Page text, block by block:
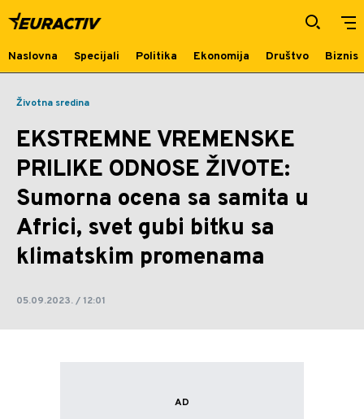
EKSTREMNE VREMENSKE PRILIKE
ODNOSE ŽIVOTE: Sumorna ocena sa
samita u Africi, svet gubi bitku sa
Naslovna Specijali Politika Ekonomija Društvo Biznis
Životna sredina
EKSTREMNE VREMENSKE
PRILIKE ODNOSE ŽIVOTE:
Sumorna ocena sa samita u
Africi, svet gubi bitku sa
klimatskim promenama
05.09.2023. / 12:01